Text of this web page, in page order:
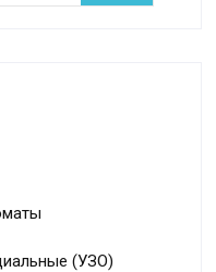
(УЗО)